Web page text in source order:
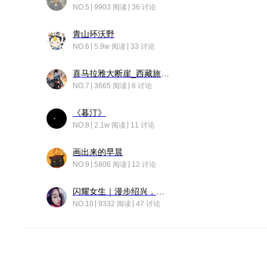
NO.5 9903 阅读 36 讨论
青山环沃野
NO.6 5.9w 阅读 33 讨论
NO.7 3665 阅读 6 讨论
《暮汀》
NO.8 2.1w 阅读 11 讨论
画出来的早晨
NO.9 5806 阅读 12 讨论
NO.10 9332 阅读 47 讨论